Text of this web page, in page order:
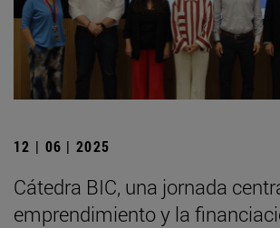
12 | 06 | 2025
Cátedra BIC, una jornada
emprendimiento y la